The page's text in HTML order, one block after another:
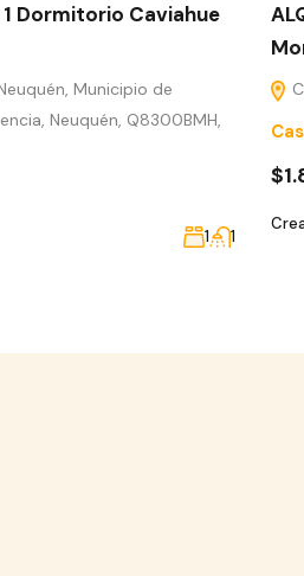
Dormitorio Caviahue
Municipio de
Neuquén, Q8300BMH,
1 1